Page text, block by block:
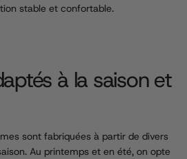
stable et confortable.
à la saison et
sont fabriquées à partir de divers
Au printemps et en été, on opte